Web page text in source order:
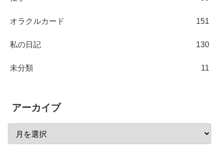
オラクルカード 151
私の日記 130
未分類 11
アーカイブ